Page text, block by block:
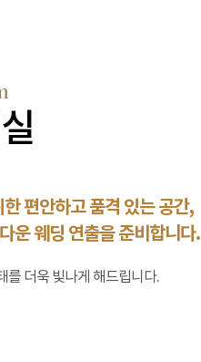
편안하고 품격 있는 공간,
운 웨딩 연출을 준비합니다.
를 더욱 빛나게 해드립니다.